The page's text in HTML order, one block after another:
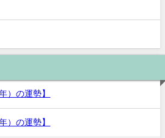
）の運勢】
）の運勢】